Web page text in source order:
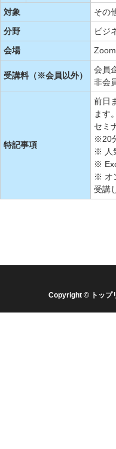
対象
その
分野
ビジ
会場
受講料（※会員以外）
会員
非会
特記事項
前日
ます。
セミ
※20
※ 人
※
※ オ
受講
Copyright © トップ